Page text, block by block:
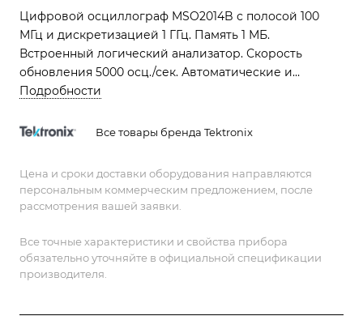
Цифровой осциллограф MSO2014B с полосой 100
МГц и дискретизацией 1 ГГц. Память 1 МБ.
Встроенный логический анализатор. Скорость
обновления 5000 осц./сек. Автоматические и
курсорные измерения, математические функции,
Подробности
Все товары бренда Tektronix
Цена и сроки доставки оборудования направляются
персональным коммерческим предложением, после
рассмотрения вашей заявки.
Все точные характеристики и свойства прибора
обязательно уточняйте в официальной спецификации
производителя.